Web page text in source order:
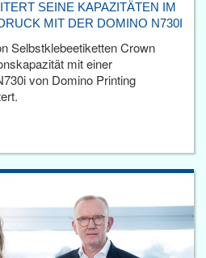
SEINE KAPAZITÄTEN IM
MIT DER DOMINO N730I
Selbstklebeetiketten Crown
mit einer
von Domino Printing